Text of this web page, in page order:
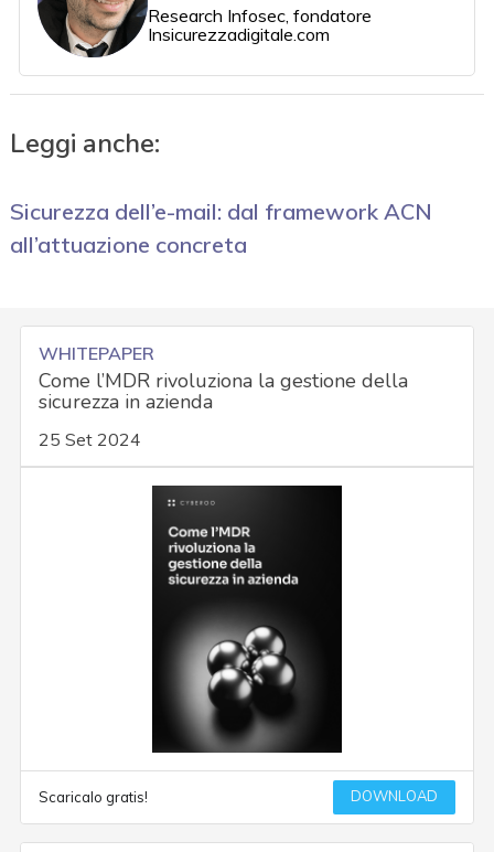
Research Infosec, fondatore
Insicurezzadigitale.com
Leggi anche:
Sicurezza dell’e-mail: dal framework ACN
all’attuazione concreta
WHITEPAPER
Come l’MDR rivoluziona la gestione della
sicurezza in azienda
25 Set 2024
Scaricalo gratis! DOWNLOAD